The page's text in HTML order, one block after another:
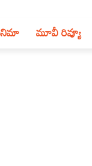
మూవీ రివ్యూ